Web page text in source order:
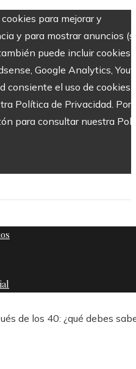
para mejorar y
y para mostrar anuncios
puede incluir cookies
Google Analytics,
consiente el uso de cookies.
Política de Privacidad. Por
para consultar nuestra
de los 40: ¿qué debes